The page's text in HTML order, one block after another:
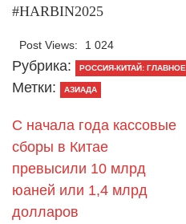
#HARBIN2025
Post Views: 1 024
Рубрика: РОССИЯ-КИТАЙ: ГЛАВНОЕ
Метки: АЗИАДА
С начала года кассовые
сборы в Китае
превысили 10 млрд
юаней или 1,4 млрд
долларов